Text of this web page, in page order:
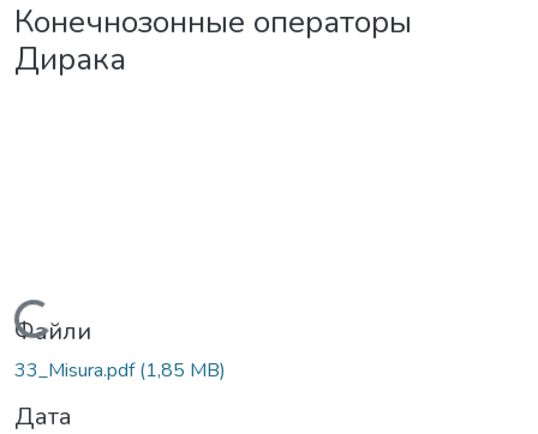
Конечнозонные операторы
Дирака
Вантажиться...
Файли
33_Misura.pdf(1,85 MB)
Дата